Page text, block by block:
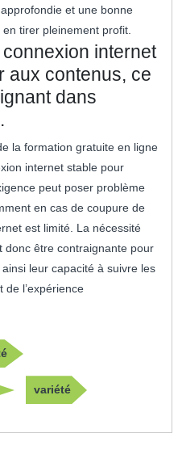
et une bonne
tirer pleinement profit.
internet
aux contenus, ce
dans
la formation gratuite en ligne
internet stable pour
peut poser problème
en cas de coupure de
est limité. La nécessité
donc être contraignante pour
leur capacité à suivre les
l’expérience
variété